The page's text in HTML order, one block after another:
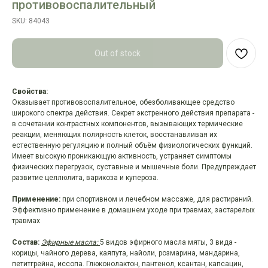
противовоспалительный
SKU: 84043
Out of stock
Свойства:
Оказывает противовоспалительное, обезболивающее средство
широкого спектра действия. Секрет экстренного действия препарата -
в сочетании контрастных компонентов, вызывающих термические
реакции, меняющих полярность клеток, восстанавливая их
естественную регуляцию и полный объём физиологических функций.
Имеет высокую проникающую активность, устраняет симптомы
физических перегрузок, суставные и мышечные боли. Предупреждает
развитие целлюлита, варикоза и купероза.
Применение: при спортивном и лечебном массаже, для растираний.
Эффективно применение в домашнем уходе при травмах, застарелых
травмах
Состав: Эфирные масла:5 видов эфирного масла мяты, 3 вида -
корицы, чайного дерева, каяпута, найоли, розмарина, мандарина,
петитгрейна, иссопа. Глюконолактон, пантенол, ксантан, капсацин,